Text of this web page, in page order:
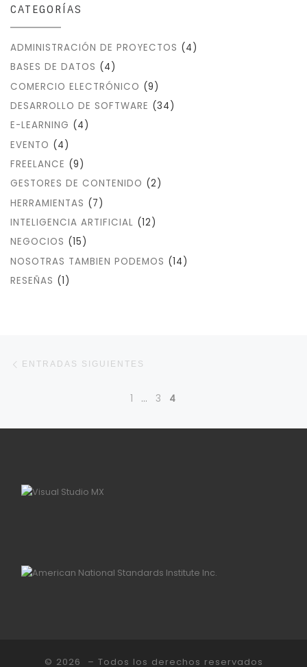
CATEGORÍAS
ADMINISTRACIÓN DE PROYECTOS (4)
BASES DE DATOS (4)
COMERCIO ELECTRÓNICO (9)
DESARROLLO DE SOFTWARE (34)
E-LEARNING (4)
EVENTO (4)
FREELANCE (9)
GESTORES DE CONTENIDO (2)
HERRAMIENTAS (7)
INTELIGENCIA ARTIFICIAL (12)
NEGOCIOS (15)
NOSOTRAS TAMBIEN PODEMOS (14)
RESEÑAS (1)
Navegación de entradas
ENTRADAS SIGUIENTES
1 … 3 4
© 2026 – Todos los derechos reservados